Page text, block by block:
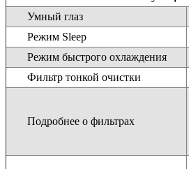
Умный глаз
Режим Sleep
Режим быстрого охлаждения
Фильтр тонкой очистки
Подробнее о фильтрах